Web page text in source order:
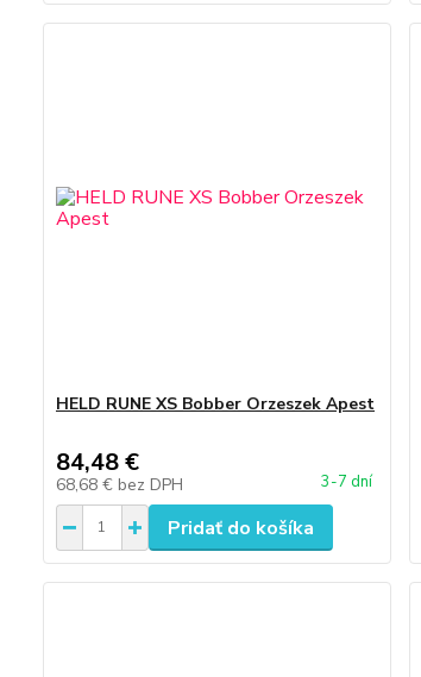
HELD RUNE XS Bobber Orzeszek Apest
84,48 €
68,68 € bez DPH 3-7 dní
Pridať do košíka